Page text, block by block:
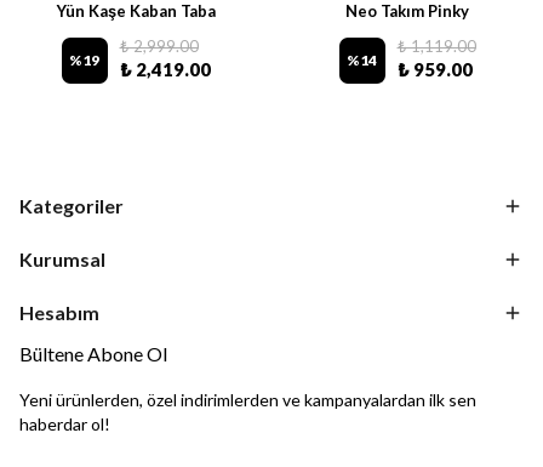
Yün Kaşe Kaban Taba
%19
₺ 2,999.00
₺ 2,419.00
Neo Takım Pinky
%14
₺ 1,119.00
₺ 959.00
Kategoriler
Kurumsal
Hesabım
Bültene Abone Ol
Yeni ürünlerden, özel indirimlerden ve kampanyalardan ilk sen
haberdar ol!